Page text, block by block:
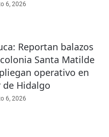
6, 2026
Reportan balazos
Santa Matilde
operativo en
de Hidalgo
6, 2026